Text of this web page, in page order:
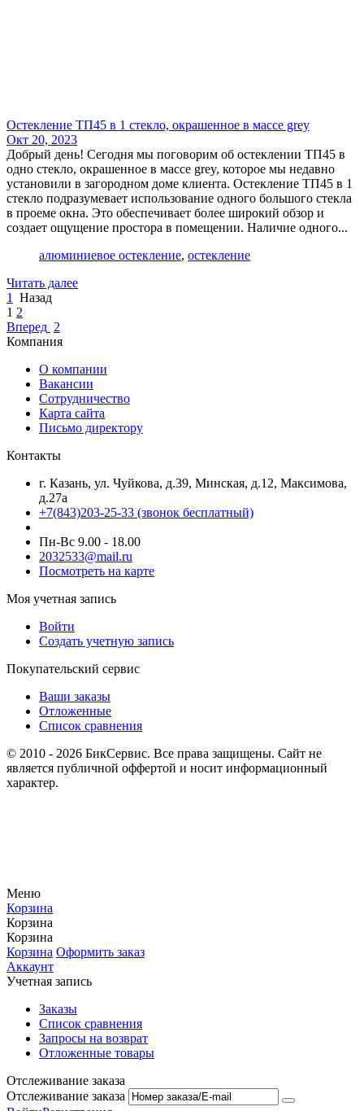
Остекление ТП45 в 1 стекло, окрашенное в массе grey
Окт 20, 2023
Добрый день! Сегодня мы поговорим об остеклении ТП45 в
одно стекло, окрашенное в массе grey, которое мы недавно
установили в загородном доме клиента. Остекление ТП45 в 1
стекло подразумевает использование одного большого стекла
в проеме окна. Это обеспечивает более широкий обзор и
создает ощущение простора в помещении. Наличие одного...
алюминиевое остекление, остекление
Читать далее
1
Назад
1 2
Вперед 2
Компания
О компании
Вакансии
Сотрудничество
Карта сайта
Письмо директору
Контакты
г. Казань, ул. Чуйкова, д.39, Минская, д.12, Максимова,
д.27а
+7(843)203-25-33 (звонок бесплатный)
Пн-Вс 9.00 - 18.00
2032533@mail.ru
Посмотреть на карте
Моя учетная запись
Войти
Создать учетную запись
Покупательский сервис
Ваши заказы
Отложенные
Список сравнения
© 2010 - 2026 БикСервис. Все права защищены. Сайт не
является публичной оффертой и носит информационный
характер.
Меню
Корзина
Корзина
Корзина
Корзина Оформить заказ
Аккаунт
Учетная запись
Заказы
Список сравнения
Запросы на возврат
Отложенные товары
Отслеживание заказа
Отслеживание заказа